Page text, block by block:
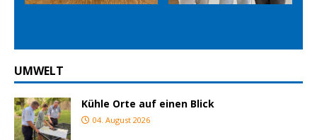
ious
t
UMWELT
Kühle Orte auf einen Blick
04. August 2026